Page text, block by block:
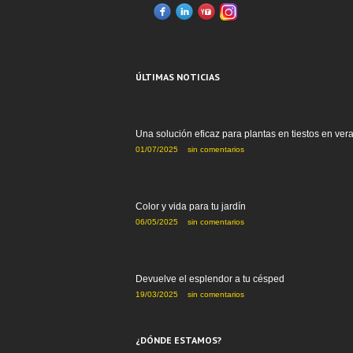
ÚLTIMAS NOTICIAS
Una solución eficaz para plantas en tiestos en
01/07/2025 sin comentarios
Color y vida para tu jardín
06/05/2025 sin comentarios
Devuelve el esplendor a tu césped
19/03/2025 sin comentarios
¿DÓNDE ESTAMOS?